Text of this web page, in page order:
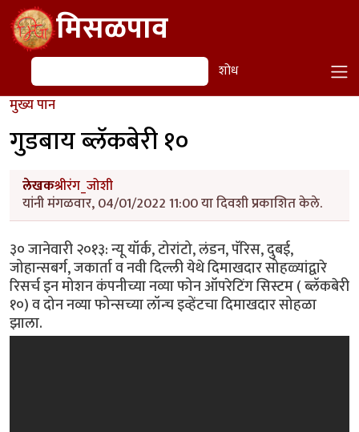
Skip to main contentमिसळपाव
शोध शोध
मुख्य पान
गुडबाय ब्लॅकबेरी १०
लेखकश्रीरंग_जोशी
यांनी मंगळवार, 04/01/2022 11:00 या दिवशी प्रकाशित केले.
३० जानेवारी २०१३: न्यू यॉर्क, टोरांटो, लंडन, पॅरिस, दुबई,
जोहान्सबर्ग, जकार्ता व नवी दिल्ली येथे दिमाखदार सोहळ्यांद्वारे
रिसर्च इन मोशन कंपनीच्या नव्या फोन ऑपरेटिंग सिस्टम ( ब्लॅकबेरी
१०) व दोन नव्या फोन्सच्या लॉन्च इव्हेंटचा दिमाखदार सोहळा
झाला.